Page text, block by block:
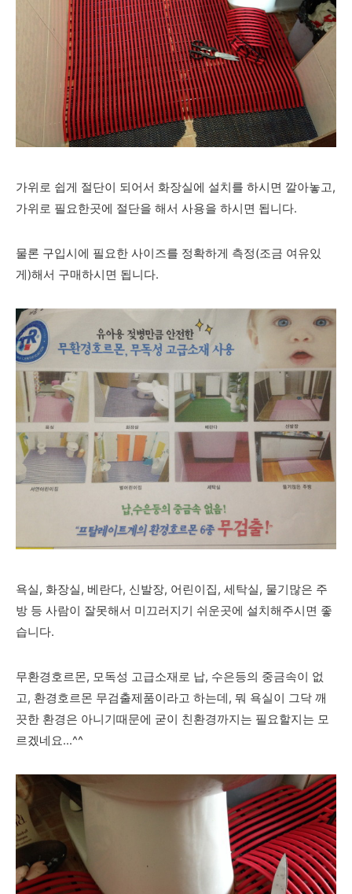
가위로 쉽게 절단이 되어서 화장실에 설치를 하시면 깔아놓고,
가위로 필요한곳에 절단을 해서 사용을 하시면 됩니다.
물론 구입시에 필요한 사이즈를 정확하게 측정(조금 여유있
게)해서 구매하시면 됩니다.
욕실, 화장실, 베란다, 신발장, 어린이집, 세탁실, 물기많은 주
방 등 사람이 잘못해서 미끄러지기 쉬운곳에 설치해주시면 좋
습니다.
무환경호르몬, 모독성 고급소재로 납, 수은등의 중금속이 없
고, 환경호르몬 무검출제품이라고 하는데, 뭐 욕실이 그닥 깨
끗한 환경은 아니기때문에 굳이 친환경까지는 필요할지는 모
르겠네요...^^